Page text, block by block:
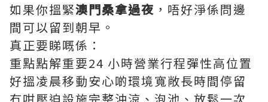
如果你搵緊澳門桑拿過夜 ，唔好淨係問邊
間可以留到朝早。
真正要睇嘅係：
重點點解重要24 小時營業行程彈性高位置
好搵凌晨移動安心啲環境寬敞長時間停留